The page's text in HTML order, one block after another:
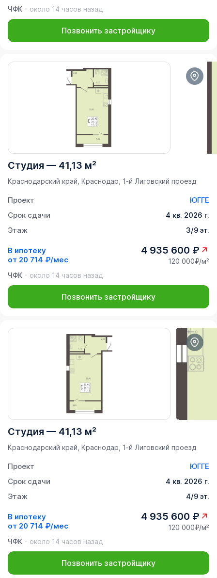
ЧФК
около 14 часов назад
Позвонить застройщику
Студия — 41,13 м²
Краснодарский край, Краснодар, 1-й Лиговский проезд
Проект
ЮГГЕ
Срок сдачи
4 кв. 2026 г.
Этаж
3/9 эт.
В ипотеку
от 20 714 ₽/мес
4 935 600 ₽
120 000₽/м²
ЧФК
около 14 часов назад
Позвонить застройщику
Студия — 41,13 м²
Краснодарский край, Краснодар, 1-й Лиговский проезд
Проект
ЮГГЕ
Срок сдачи
4 кв. 2026 г.
Этаж
4/9 эт.
В ипотеку
от 20 714 ₽/мес
4 935 600 ₽
120 000₽/м²
ЧФК
около 14 часов назад
Позвонить застройщику